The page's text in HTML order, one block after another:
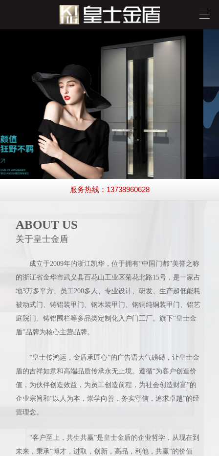
服务热线：13738960628
ABOUT US
关于皇士金盾
成立于2009年的浙江凯华，位于拥有“中国门都”美誉之称
的浙江省金华市武义县百花山工业区菊花北路15号，是一家占
地3万多平方、员工200多人、专业设计、研发、生产超低能耗
被动式门、铸铝装甲门、钢木装甲门、钢铜纯铜装甲门、铝艺
庭院门、铸铝围栏等多品类定制化入户门工厂。旗下“皇士金
盾”品牌为核心主营品牌。
“皇士传鸿运，金盾承匠心”的广告语大气磅礴，让皇士金
盾的吉祥如意和高端品质传承永无止境。遵循“为客户创造价
值，为伙伴创造效益，为员工创造前程，为社会创造财富”的
企业宗旨和“以人为本，崇学向善，务实守信，追求卓越”的经
营理念。
“客户至上，共生共赢”是皇士金盾的企业哲学，从现在到
未来，秉承“博才，进取，创新，高品，利他，共赢”的价值